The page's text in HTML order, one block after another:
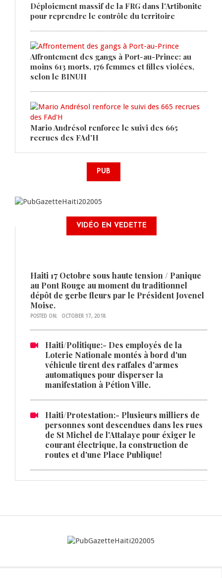
Déploiement massif de la FRG dans l'Artibonite
pour reprendre le contrôle du territoire
Affrontement des gangs à Port-au-Prince: au
moins 613 morts, 176 femmes et filles violées,
selon le BINUH
Mario Andrésol renforce le suivi des 665
recrues des FAd'H
PUB
VIDÉO EN VEDETTE
Haiti 17 Octobre sous haute tension / Panique
au Pont Rouge au moment du traditionnel
dépôt de gerbe fleurs par le Président Jovenel
Moise.
POSTED ON: OCTOBER 17, 2018
Haiti/Politique:- Des employés de la
Loterie Nationale montés à bord d'un
véhicule tirent des raffales d'armes
automatiques pour disperser la
manifestation à Pétion Ville.
Haiti/Protestation:- Plusieurs milliers de
personnes sont descendues dans les rues
de St Michel de l'Attalaye pour éxiger le
courant électrique, la construction de
routes et d'une Place Publique!